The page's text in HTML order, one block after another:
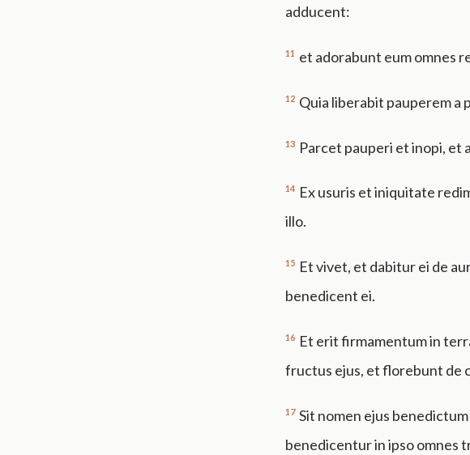
adducent:
11 et adorabunt eum omnes
12 Quia liberabit pauperem a
13 Parcet pauperi et inopi, et
14 Ex usuris et iniquitate
illo.
15 Et vivet, et dabitur ei de
benedicent ei.
16 Et erit firmamentum in
fructus ejus, et florebunt de
17 Sit nomen ejus
benedicentur in ipso omnes